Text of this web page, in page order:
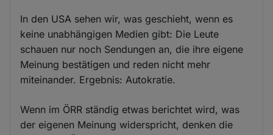
In den USA sehen wir, was geschieht, wenn es
keine unabhängigen Medien gibt: Die Leute
schauen nur noch Sendungen an, die ihre eigene
Meinung bestätigen und reden nicht mehr
miteinander. Ergebnis: Autokratie.
Wenn im ÖRR ständig etwas berichtet wird, was
der eigenen Meinung widerspricht, denken die